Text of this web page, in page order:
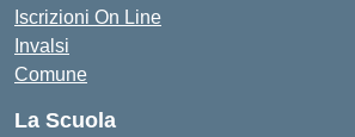
Iscrizioni On Line
Invalsi
Comune
La Scuola